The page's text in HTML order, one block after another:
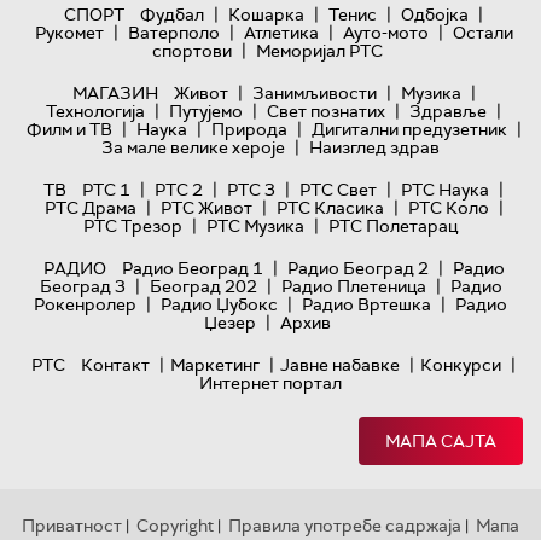
СПОРТ
Фудбал | Кошарка | Тенис | Одбојка |
Рукомет | Ватерполо | Атлетика | Ауто-мото | Остали
спортови | Меморијал РТС
МАГАЗИН
Живот | Занимљивости | Музика |
Технологијa | Путујемо | Свет познатих | Здравље |
Филм и ТВ | Наука | Природа | Дигитални предузетник |
За мале велике хероје | Наизглед здрав
ТВ
РТС 1 | РТС 2 | РТС 3 | РТС Свет | РТС Наука |
РТС Драма | РТС Живот | РТС Класика | РТС Коло |
РТС Трезор | РТС Музика | РТС Полетарац
РАДИО
Радио Београд 1 | Радио Београд 2 | Радио
Београд 3 | Београд 202 | Радио Плетеница | Радио
Рокенролер | Радио Џубокс | Радио Вртешка | Радио
Џезер | Архив
РТС
Контакт | Маркетинг | Јавне набавке | Конкурси |
Интернет портал
МАПА САЈТА
Приватност | Copyright | Правила употребе садржаја | Мапа